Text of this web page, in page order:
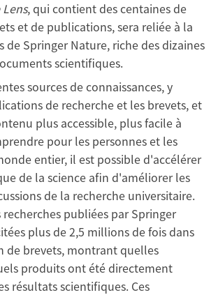
Lens, qui contient des centaines de
et de publications, sera reliée à la
de Springer Nature, riche des dizaines
scientifiques.
sources de connaissances, y
de recherche et les brevets, et
plus accessible, plus facile à
pour les personnes et les
entier, il est possible d'accélérer
de la science afin d'améliorer les
de la recherche universitaire.
recherches publiées par Springer
plus de 2,5 millions de fois dans
de brevets, montrant quelles
produits ont été directement
résultats scientifiques. Ces